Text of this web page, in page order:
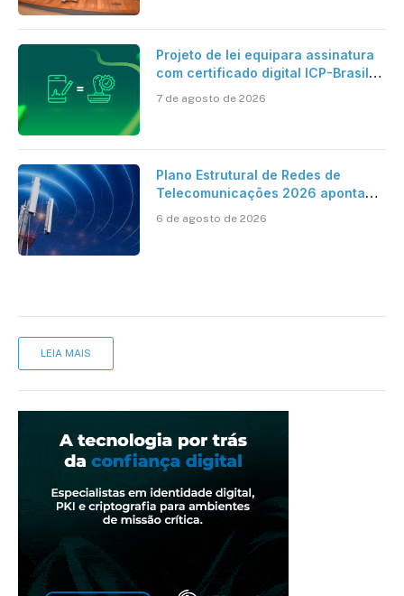
Projeto de lei equipara assinatura
com certificado digital ICP-Brasil
ao reconhecimento de firma em
cartório
7 de agosto de 2026
Plano Estrutural de Redes de
Telecomunicações 2026 aponta
mantém desafio
6 de agosto de 2026
LEIA MAIS